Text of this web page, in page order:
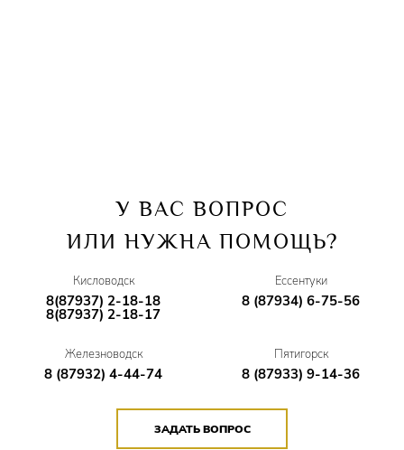
У ВАС ВОПРОС
ИЛИ НУЖНА ПОМОЩЬ?
Кисловодск
8(87937) 2-18-18
8(87937) 2-18-17
Ессентуки
8 (87934) 6-75-56
Железноводск
8 (87932) 4-44-74
Пятигорск
8 (87933) 9-14-36
ЗАДАТЬ ВОПРОС